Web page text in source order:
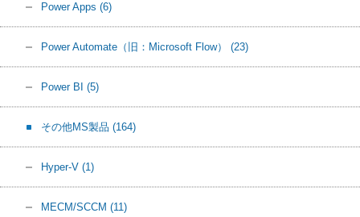
Power Apps (6)
Power Automate（旧：Microsoft Flow） (23)
Power BI (5)
その他MS製品 (164)
Hyper-V (1)
MECM/SCCM (11)